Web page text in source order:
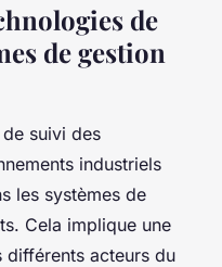
de
de gestion
suivi des
industriels
les systèmes de
Cela implique une
acteurs du